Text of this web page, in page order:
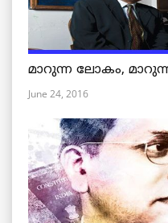
മാറുന്ന ലോകം,
June 24, 2016